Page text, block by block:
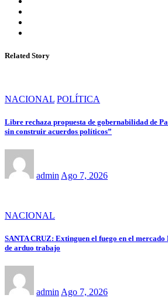
Related Story
NACIONAL POLÍTICA
Libre rechaza propuesta de gobernabilidad de
sin construir acuerdos políticos”
admin Ago 7, 2026
NACIONAL
SANTA CRUZ: Extinguen el fuego en el
de arduo trabajo
admin Ago 7, 2026